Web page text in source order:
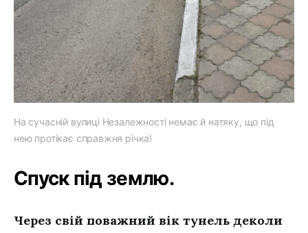
На сучасній вулиці Незалежності немає й натяку, що під
нею протікає справжня річка!
Спуск під землю.
Через свій поважний вік тунель деколи